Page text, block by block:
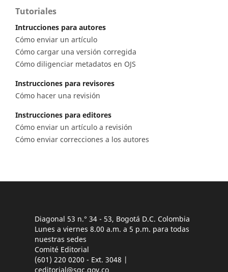
Tutoriales
Intrucciones para autores
Cómo enviar un artículo
Cómo cargar una versión corregida
Cómo diligenciar metadatos en OJS
Instrucciones para revisores
Cómo hacer una revisión
Instrucciones para editores
Cómo enviar un artículo a revisión
Cómo enviar correcciones a los autores
Diagonal 53 n.° 34 - 53, Bogotá D.C. Colombia
Lunes a viernes 8.00 a.m. a 5 p.m. para todas
nuestras sedes
Comité Editorial
(601) 220 0200 - Ext. 3048 |
ceditorial@sgc.gov.co